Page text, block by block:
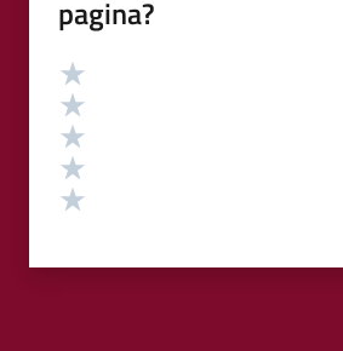
pagina?
Valutazione